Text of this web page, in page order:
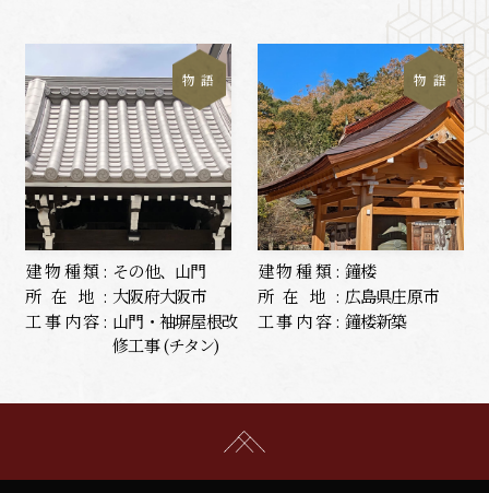
物 語
建物種類: その他、山門
所在地: 大阪府大阪市
工事内容: 山門・袖塀屋根改
修工事 (チタン)
物 語
建物種類: 鐘楼
所在地: 広島県庄原市
工事内容: 鐘楼新築